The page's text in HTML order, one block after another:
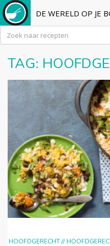
DE WERELD OP JE
TAG:
HOOFDGERECHT//